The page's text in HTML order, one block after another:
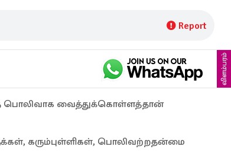
Report
விளம்பரம்
பொலிவாக வைத்துக்கொள்ளத்தான்
கரும்புள்ளிகள், பொலிவற்றதன்மை